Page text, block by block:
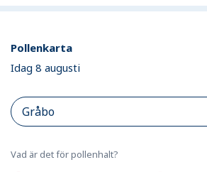
Pollenkarta
Idag 8 augusti
Vad är det för pollenhalt?